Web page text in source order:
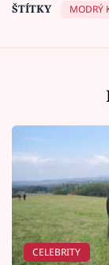
ŠTÍTKY
MODRÝ
CELEBRITY